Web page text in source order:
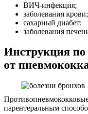
ВИЧ-инфекция;
заболевания крови;
сахарный диабет;
заболевания
Инструкция
от
парентеральным